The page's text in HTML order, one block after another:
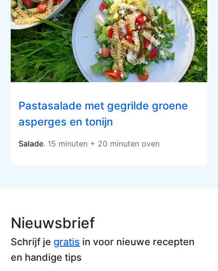
Pastasalade met gegrilde groene
asperges en tonijn
Salade. 15 minuten + 20 minuten oven
Nieuwsbrief
Schrijf je gratis in voor nieuwe recepten
en handige tips